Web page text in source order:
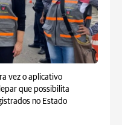
vez o aplicativo
que possibilita
no Estado